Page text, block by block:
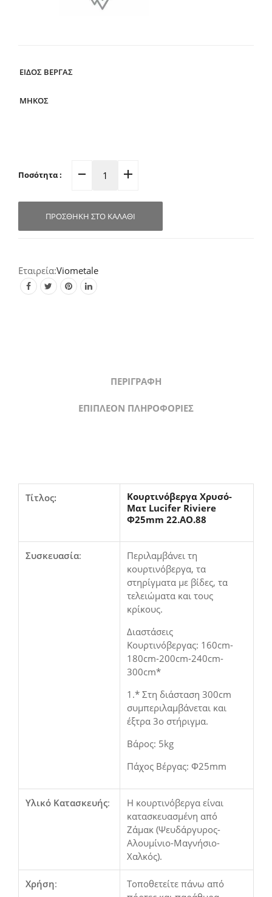
ΕΙΔΟΣ ΒΕΡΓΑΣ
ΜΗΚΟΣ
Ποσότητα :
Κουρτινόβεργα
Ματ
ΠΡΟΣΘΉΚΗ ΣΤΟ ΚΑΛΆΘΙ
Viometale
ΠΕΡΙΓΡΑΦΉ
ΕΠΙΠΛΈΟΝ ΠΛΗΡΟΦΟΡΊΕΣ
Τίτλος:
Κουρτινόβεργα Χρυσό-
Ματ Lucifer Riviere
Φ25mm 22.AO.88
Συσκευασία:
Περιλαμβάνει τη
κουρτινόβεργα, τα
στηρίγματα με βίδες, τα
τελειώματα και τους
κρίκους.
Διαστάσεις
Κουρτινόβεργας: 160cm-
180cm-200cm-240cm-
300cm*
1.* Στη διάσταση 300cm
συμπεριλαμβάνεται και
έξτρα 3ο στήριγμα.
Βάρος: 5kg
Πάχος Βέργας: Φ25mm
Υλικό Κατασκευής:
Η κουρτινόβεργα είναι
κατασκευασμένη από
Ζάμακ (Ψευδάργυρος-
Αλουμίνιο-Μαγνήσιο-
Χαλκός).
Χρήση:
Τοποθετείτε πάνω από